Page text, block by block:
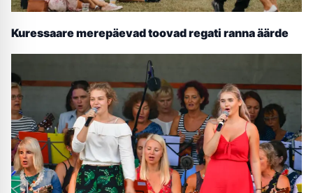
Kuressaare merepäevad toovad regati ranna äärde